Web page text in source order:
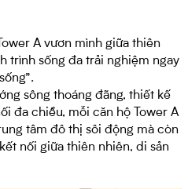
Rivera Danang, Tower B sở
sông thoáng đạt, đón trọn vẹn
thiên nhiên – nơi sắc xanh
sống hiện đại.
một bức tranh sống động, nơi
trong từng hơi thở, đánh
vẹn toàn.
A vươn mình giữa thiên
trình sống đa trải nghiệm ngay
sông thoáng đãng, thiết kế
đa chiều, mỗi căn hộ Tower A
tâm đô thị sôi động mà còn
nối giữa thiên nhiên, di sản